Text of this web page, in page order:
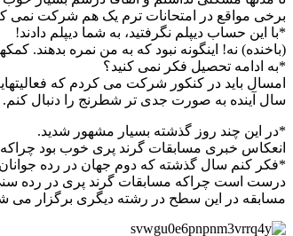
برخی مواقع در امتحانات ترم یک هم شرکت نمی
*با این حساب دیپلم نگرفتید، به شما دیپلم دادند!
(باخنده) نه! اینگونه نبود که به من نمره بدهند.
*به ادامه تحصیل فکر نمی کنید؟
امسال باید در کنکور شرکت می کردم که
سال آینده به صورت جدی تر شطرنج را دنبال کنم.
*در این چند روز گذشته بسیار مشهور شدید.
انعکاس خبری مسابقات گرند پری خوب بود چراکه
*فکر کنم سال گذشته که دوم جهان در رده جوانان
درست است چراکه مسابقات گرند پری در رده سنی
مسابقه در این سطح در رشته دیگری برگزار می